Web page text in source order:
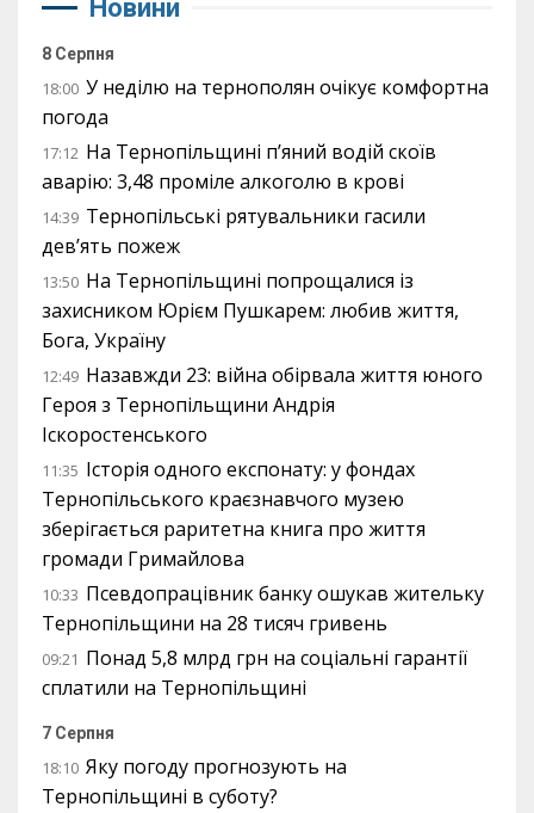
Новини
8 Серпня
18:00 У неділю на тернополян очікує комфортна
погода
17:12 На Тернопільщині п’яний водій скоїв
аварію: 3,48 проміле алкоголю в крові
14:39 Тернопільські рятувальники гасили
дев’ять пожеж
13:50 На Тернопільщині попрощалися із
захисником Юрієм Пушкарем: любив життя,
Бога, Україну
12:49 Назавжди 23: війна обірвала життя юного
Героя з Тернопільщини Андрія
Іскоростенського
11:35 Історія одного експонату: у фондах
Тернопільського краєзнавчого музею
зберігається раритетна книга про життя
громади Гримайлова
10:33 Псевдопрацівник банку ошукав жительку
Тернопільщини на 28 тисяч гривень
09:21 Понад 5,8 млрд грн на соціальні гарантії
сплатили на Тернопільщині
7 Серпня
18:10 Яку погоду прогнозують на
Тернопільщині в суботу?